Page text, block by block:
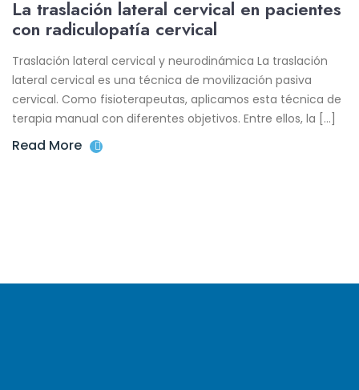
La traslación lateral cervical en pacientes
con radiculopatía cervical
Traslación lateral cervical y neurodinámica La traslación
lateral cervical es una técnica de movilización pasiva
cervical. Como fisioterapeutas, aplicamos esta técnica de
terapia manual con diferentes objetivos. Entre ellos, la […]
Read More